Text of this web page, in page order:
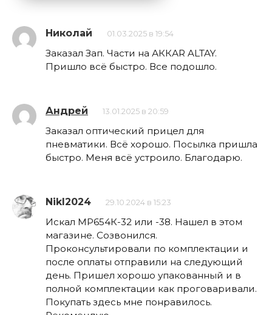
Николай 01.03.2025 в 19:54
Заказал Зап. Части на АККАR ALTAY.
Пришло всё быстро. Все подошло.
Андрей 13.01.2025 в 20:59
Заказал оптический прицел для
пневматики. Всё хорошо. Посылка пришла
быстро. Меня всё устроило. Благодарю.
NikI2024 29.10.2024 в 15:23
Искал МР654К-32 или -38. Нашел в этом
магазине. Созвонился.
Проконсультировали по комплектации и
после оплаты отправили на следующий
день. Пришел хорошо упакованный и в
полной комплектации как проговаривали.
Покупать здесь мне понравилось.